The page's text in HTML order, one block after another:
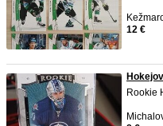
12 €
Rookie